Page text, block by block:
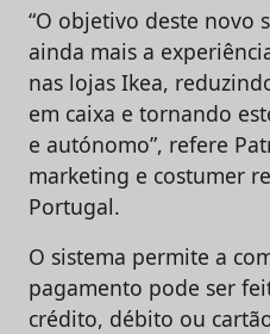
“O objetivo deste novo
ainda mais a
nas lojas Ikea,
em caixa e tornando
e autónomo”, refere
marketing e costumer
Portugal.
O sistema permite a
pagamento pode ser
crédito, débito ou